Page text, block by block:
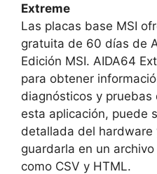
Extreme
Las placas base MSI
gratuita de 60 días de
Edición MSI. AIDA64
para obtener
diagnósticos y pruebas
esta aplicación, puede
detallada del
guardarla en un
como CSV y HTML.